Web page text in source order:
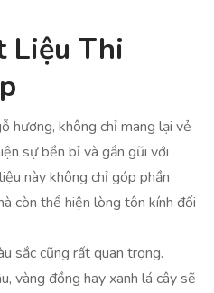
Liệu Thi
hương, không chỉ mang lại vẻ
sự bền bỉ và gần gũi với
này không chỉ góp phần
còn thể hiện lòng tôn kính đối
sắc cũng rất quan trọng.
vàng đồng hay xanh lá cây sẽ